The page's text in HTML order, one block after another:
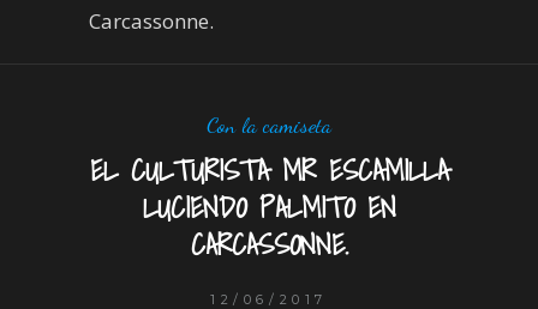
Carcassonne.
Con la camiseta
EL CULTURISTA MR ESCAMILLA
LUCIENDO PALMITO EN
CARCASSONNE.
12/06/2017